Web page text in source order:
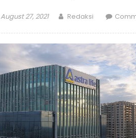
Posted
August 27, 2021 Author
Redaksi